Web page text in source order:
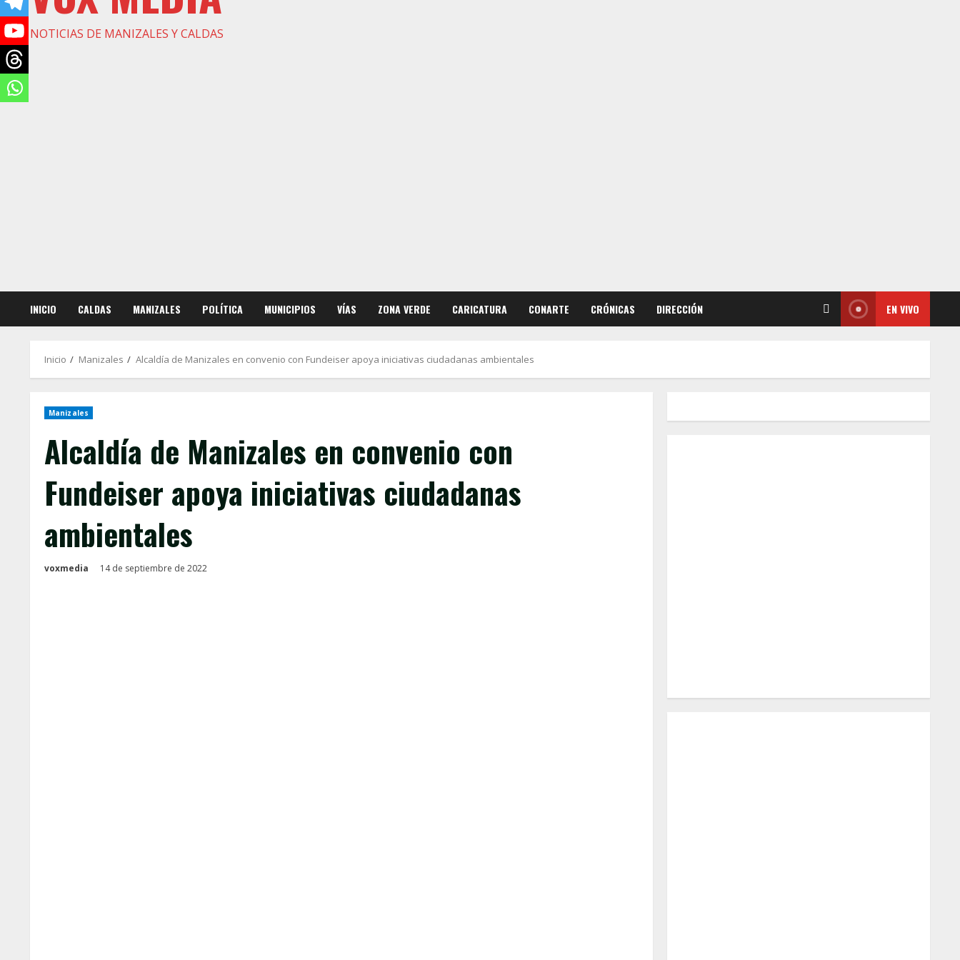
NOTICIAS DE MANIZALES Y CALDAS
INICIO CALDAS MANIZALES POLÍTICA MUNICIPIOS VÍAS ZONA VERDE CARICATURA CONARTE CRÓNICAS DIRECCIÓN EN VIVO
Inicio Manizales Alcaldía de Manizales en convenio con Fundeiser apoya iniciativas ciudadanas ambientales
Manizales
Alcaldía de Manizales en convenio con
Fundeiser apoya iniciativas ciudadanas
ambientales
voxmedia 14 de septiembre de 2022